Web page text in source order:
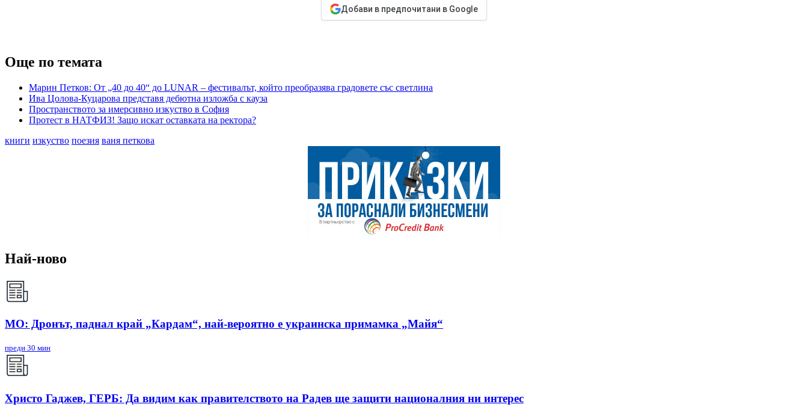
Добави в предпочитани в Google
Още по темата
Марин Петков: От „40 до 40“ до LUNAR – фестивалът, който преобразява градовете със светлина
Ива Цолова-Куцарова представя дебютна изложба с кауза
Пространството за имерсивно изкуство в София
Протест в НАТФИЗ! Защо искат оставката на ректора?
книги изкуство поезия ваня петкова
Най-ново
МО: Дронът, паднал край „Кардам“, най-вероятно е украинска примамка „Майя“
преди 30 мин
Христо Гаджев, ГЕРБ: Да видим как правителството на Радев ще защити националния ни интерес